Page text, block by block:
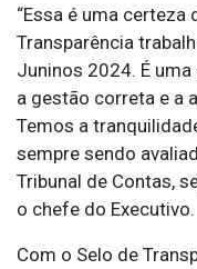
“Essa é uma
Transparência
Juninos 2024. É
a gestão correta e a
Temos a
sempre sendo
Tribunal de Contas,
o chefe do Executivo.
Com o Selo de